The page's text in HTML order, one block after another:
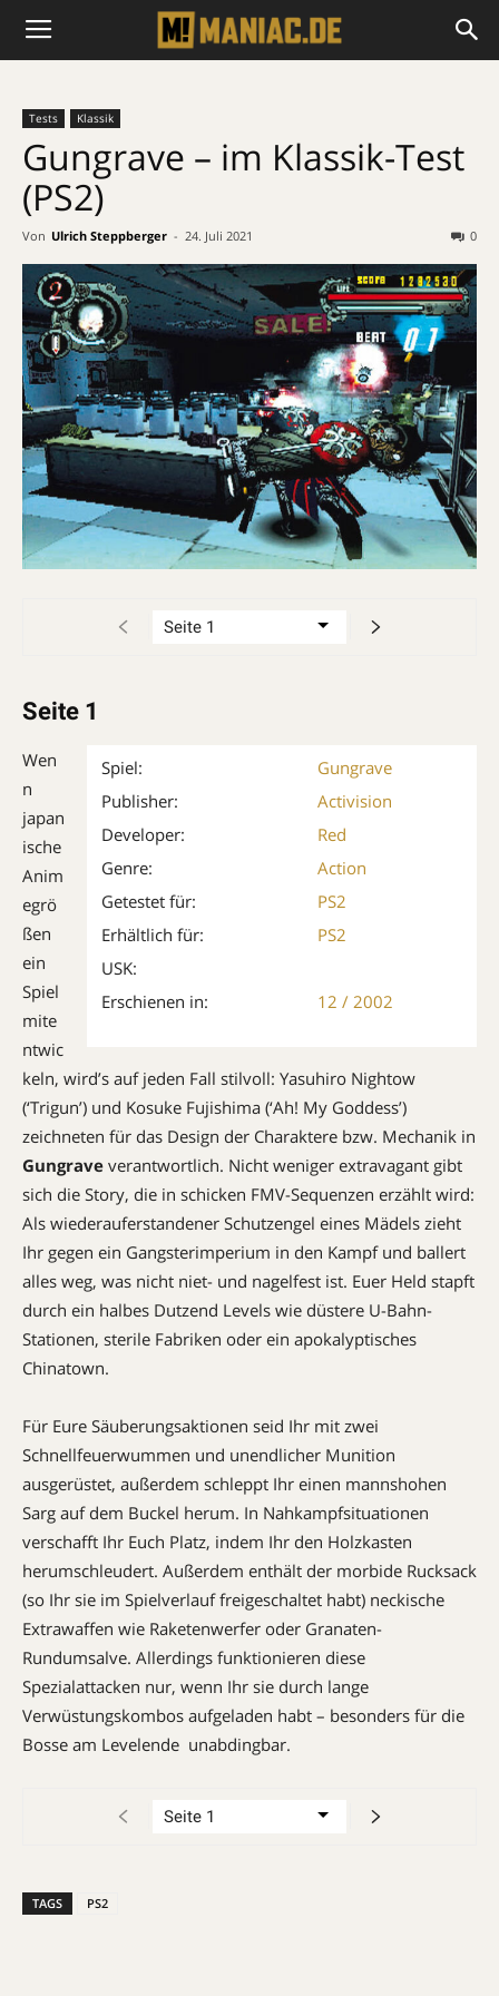
Tests Klassik
Gungrave – im Klassik-Test
(PS2)
Von Ulrich Steppberger - 24. Juli 2021 0
Seite 1
Spiel:
Gungrave
Publisher:
Activision
Developer:
Red
Genre:
Action
Getestet für:
PS2
Erhältlich für:
PS2
USK:
Erschienen in:
12 / 2002
Wen
n
japan
ische
Anim
egrö
ßen
ein
Spiel
mite
ntwic
keln, wird’s auf jeden Fall stilvoll: Yasuhiro Nightow
(‘Trigun’) und Kosuke Fuji­shima (‘Ah! My Goddess’)
zeichneten für das Design der Charaktere bzw. Mechanik in
Gungrave verantwortlich. Nicht weniger extravagant gibt
sich die Story, die in schicken FMV-Sequenzen erzählt wird:
Als wieder­auferstandener Schutzengel eines Mädels zieht
Ihr gegen ein Gangster­imperium in den Kampf und ballert
alles weg, was nicht niet- und nagelfest ist. Euer Held stapft
durch ein halbes Dutzend Levels wie düstere U-Bahn-
Stationen, sterile Fabriken oder ein apokalyptisches
Chinatown.
Für Eure Säuberungsaktionen seid Ihr mit zwei
Schnellfeuerwummen und unendlicher Munition
ausgerüstet, außer­dem schleppt Ihr einen mannshohen
Sarg auf dem Buckel herum. In Nahkampfsituationen
verschafft Ihr Euch Platz, indem Ihr den Holzkasten
herumschleudert. Außerdem enthält der morbide Rucksack
(so Ihr sie im Spielverlauf freigeschaltet habt) ne­ckische
Extrawaffen wie Raketenwerfer oder Granaten-
Rundumsalve. Allerdings funktionieren diese
Spezialattacken nur, wenn Ihr sie durch lange
Verwüstungskombos aufgeladen habt – besonders für die
Bosse am Levelende unabdingbar.
TAGS PS2